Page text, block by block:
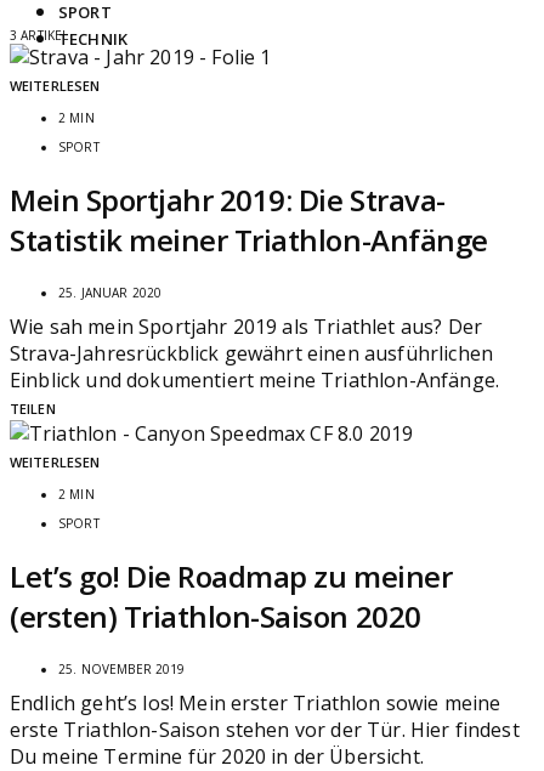
SPORT
TECHNIK
3 ARTIKEL
WEITERLESEN
2 MIN
SPORT
Mein Sportjahr 2019: Die Strava-
Statistik meiner Triathlon-Anfänge
25. JANUAR 2020
Wie sah mein Sportjahr 2019 als Triathlet aus? Der
Strava-Jahresrückblick gewährt einen ausführlichen
Einblick und dokumentiert meine Triathlon-Anfänge.
TEILEN
WEITERLESEN
2 MIN
SPORT
Let’s go! Die Roadmap zu meiner
(ersten) Triathlon-Saison 2020
25. NOVEMBER 2019
Endlich geht’s los! Mein erster Triathlon sowie meine
erste Triathlon-Saison stehen vor der Tür. Hier findest
Du meine Termine für 2020 in der Übersicht.